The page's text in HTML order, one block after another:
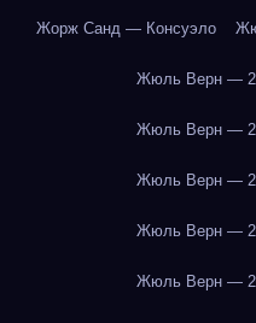
Жорж Санд — Консуэло
Жюль Верн —
Жюль Верн —
Жюль Верн —
Жюль Верн —
Жюль Верн —